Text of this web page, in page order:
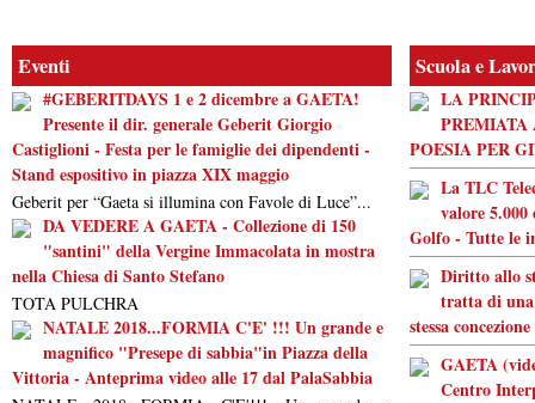
Eventi
#GEBERITDAYS 1 e 2 dicembre a GAETA!
Presente il dir. generale Geberit Giorgio
Castiglioni - Festa per le famiglie dei dipendenti -
Stand espositivo in piazza XIX maggio
Geberit per “Gaeta si illumina con Favole di Luce”...
DA VEDERE A GAETA - Collezione di 150
"santini" della Vergine Immacolata in mostra
nella Chiesa di Santo Stefano
TOTA PULCHRA
NATALE 2018...FORMIA C'E' !!! Un grande e
magnifico "Presepe di sabbia"in Piazza della
Vittoria - Anteprima video alle 17 dal PalaSabbia
Scuola e
LA
POESIA PER
La TLC
valore
Golfo - Tutte le
Diritto allo
tratta di
stessa
GAETA
Centro